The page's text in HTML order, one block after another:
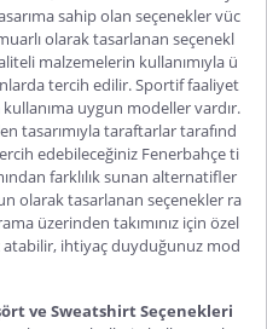
sahip olan seçenekler vüc
olarak tasarlanan seçenekl
malzemelerin kullanımıyla ü
tercih edilir. Sportif faaliyet
uygun modeller vardır.
tasarımıyla taraftarlar tarafınd
edebileceğiniz Fenerbahçe ti
farklılık sunan alternatifler
olarak tasarlanan seçenekler ra
üzerinden takımınız için özel
ihtiyaç duyduğunuz mod
ve Sweatshirt Seçenekleri